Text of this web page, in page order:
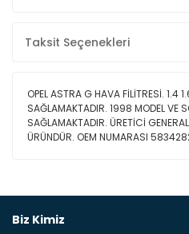
Taksit Seçenekleri
OPEL ASTRA G HAVA FİLİTRESİ. 1.4
SAĞLAMAKTADIR. 1998 MODEL VE
SAĞLAMAKTADIR. ÜRETİCİ
ÜRÜNDÜR. OEM NUMARASI
Biz Kimiz